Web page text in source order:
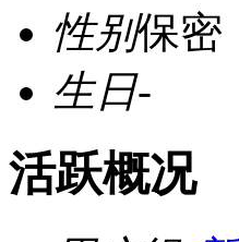
性别保密
生日-
活跃概况